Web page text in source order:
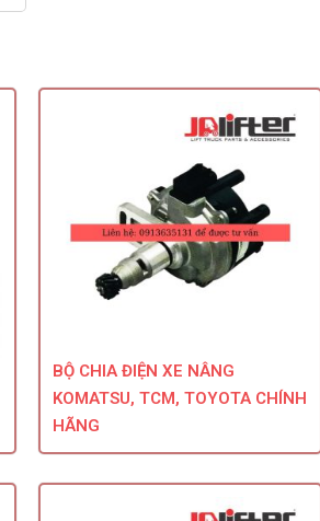
BỘ CHIA ĐIỆN XE NÂNG
KOMATSU, TCM, TOYOTA CHÍNH
HÃNG